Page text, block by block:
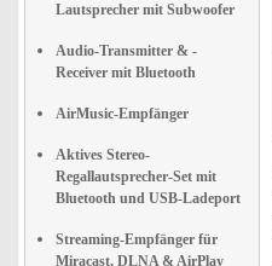
Lautsprecher mit Subwoofer
Audio-Transmitter & -
Receiver mit Bluetooth
AirMusic-Empfänger
Aktives Stereo-
Regallautsprecher-Set mit
Bluetooth und USB-Ladeport
Streaming-Empfänger für
Miracast, DLNA & AirPlay